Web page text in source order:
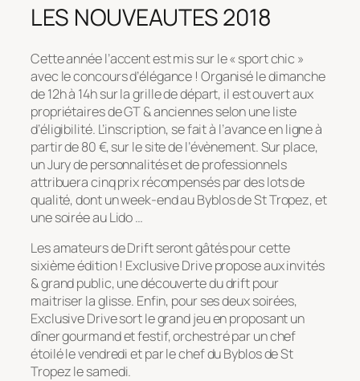
LES NOUVEAUTES 2018
Cette année l’accent est mis sur le « sport chic »
avec le concours d’élégance ! Organisé le dimanche
de 12h à 14h sur la grille de départ, il est ouvert aux
propriétaires de GT & anciennes selon une liste
d’éligibilité. L’inscription, se fait à l’avance en ligne à
partir de 80 €, sur le site de l’évènement. Sur place,
un Jury de personnalités et de professionnels
attribuera cinq prix récompensés par des lots de
qualité, dont un week-end au Byblos de St Tropez, et
une soirée au Lido …
Les amateurs de Drift seront gâtés pour cette
sixième édition ! Exclusive Drive propose aux invités
& grand public, une découverte du drift pour
maitriser la glisse. Enfin, pour ses deux soirées,
Exclusive Drive sort le grand jeu en proposant un
dîner gourmand et festif, orchestré par un chef
étoilé le vendredi et par le chef du Byblos de St
Tropez le samedi.